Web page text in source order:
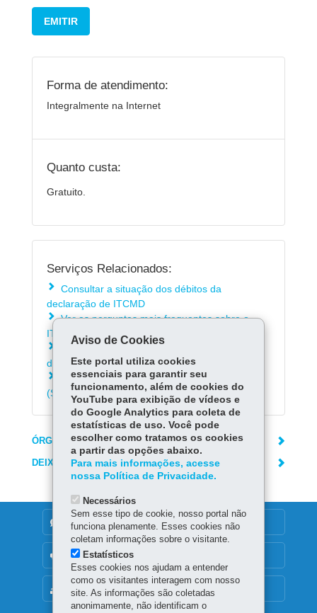
EMITIR
Forma de atendimento:
Integralmente na Internet
Quanto custa:
Gratuito.
Serviços Relacionados:
Consultar a situação dos débitos da
declaração de ITCMD
Ver as perguntas mais frequentes sobre o
ITCMD
doações - Convênio RFB
Fazer declaração pelo sistema ITCMD Novo
(SGT)
ÓRGÃO RESPONSÁVEL
DEIXE SUA OPINIÃO
MAPA DO SITE
DENUNCIE CORRUPÇÃO
OUVIDORIA
Aviso de Cookies
Este portal utiliza cookies
essenciais para garantir seu
funcionamento, além de cookies do
YouTube para exibição de vídeos e
do Google Analytics para coleta de
estatísticas de uso. Você pode
escolher como tratamos os cookies
a partir das opções abaixo.
Para mais informações, acesse
nossa Política de Privacidade.
Necessários
Sem esse tipo de cookie, nosso portal não
funciona plenamente. Esses cookies não
coletam informações sobre o visitante.
Estatísticos
Esses cookies nos ajudam a entender
como os visitantes interagem com nosso
site. As informações são coletadas
anonimamente, não identificam o